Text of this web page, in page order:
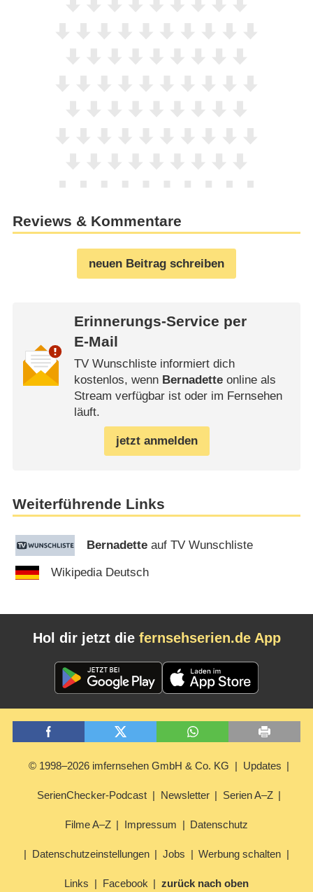
Reviews & Kommentare
neuen Beitrag schreiben
Erinnerungs-Service per
E-Mail
TV Wunschliste informiert dich
kostenlos, wenn Bernadetteonline als
Stream verfügbar ist oder im Fernsehen
läuft.
jetzt anmelden
Weiterführende Links
Bernadette auf TV Wunschliste
Wikipedia Deutsch
Hol dir jetzt die fernsehserien.de App
© 1998–2026 imfernsehen GmbH & Co. KG Updates
SerienChecker-Podcast Newsletter Serien A–Z
Filme A–Z Impressum Datenschutz
Datenschutzeinstellungen Jobs Werbung schalten
Links Facebook zurück nach oben